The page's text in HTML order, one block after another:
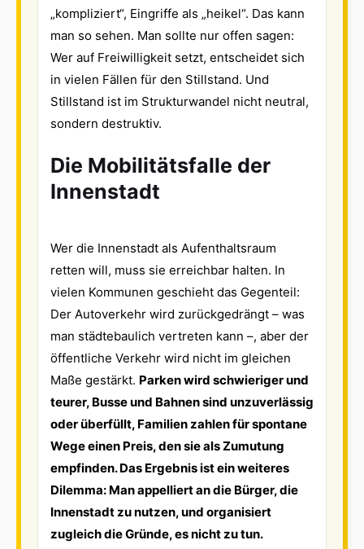
„kompliziert“, Eingriffe als „heikel“. Das kann
man so sehen. Man sollte nur offen sagen:
Wer auf Freiwilligkeit setzt, entscheidet sich
in vielen Fällen für den Stillstand. Und
Stillstand ist im Strukturwandel nicht neutral,
sondern destruktiv.
Die Mobilitätsfalle der
Innenstadt
Wer die Innenstadt als Aufenthaltsraum
retten will, muss sie erreichbar halten. In
vielen Kommunen geschieht das Gegenteil:
Der Autoverkehr wird zurückgedrängt – was
man städtebaulich vertreten kann –, aber der
öffentliche Verkehr wird nicht im gleichen
Maße gestärkt. Parken wird schwieriger und
teurer, Busse und Bahnen sind unzuverlässig
oder überfüllt, Familien zahlen für spontane
Wege einen Preis, den sie als Zumutung
empfinden. Das Ergebnis ist ein weiteres
Dilemma: Man appelliert an die Bürger, die
Innenstadt zu nutzen, und organisiert
zugleich die Gründe, es nicht zu tun.